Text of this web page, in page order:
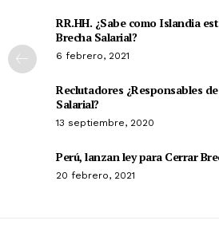
RR.HH. ¿Sabe como Islandia
Brecha Salarial?
6 febrero, 2021
Reclutadores ¿Responsables
Salarial?
13 septiembre, 2020
Perú, lanzan ley para Cerrar
20 febrero, 2021